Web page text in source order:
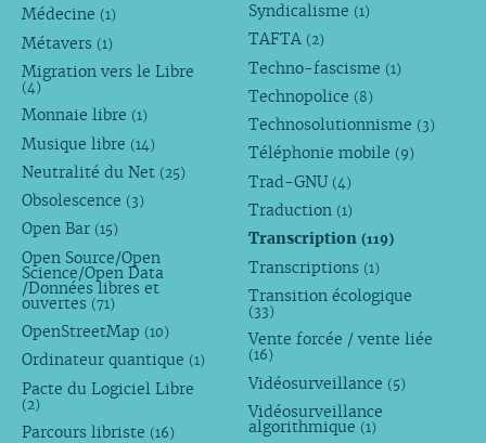
Médecine (1)
Métavers (1)
Migration vers le Libre
(4)
Monnaie libre (1)
Musique libre (14)
Neutralité du Net (25)
Obsolescence (3)
Open Bar (15)
Open Source/Open
Science/Open Data
/Données libres et
ouvertes (71)
OpenStreetMap (10)
Ordinateur quantique (1)
Pacte du Logiciel Libre
(2)
Parcours libriste (16)
Syndicalisme (1)
TAFTA (2)
Techno-fascisme (1)
Technopolice (8)
Technosolutionnisme (3)
Téléphonie mobile (9)
Trad-GNU (4)
Traduction (1)
Transcription(119)
Transcriptions (1)
Transition écologique
(33)
Vente forcée / vente liée
(16)
Vidéosurveillance (5)
Vidéosurveillance
algorithmique (1)